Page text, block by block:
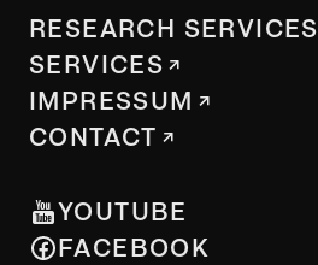
RESEARCH SERVICES
SERVICES
IMPRESSUM
CONTACT
YOUTUBE
FACEBOOK